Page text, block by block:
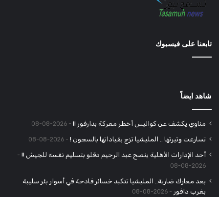
تابعنا على فيسبوك
شاهد ايضاً
مناوي يكشف عن كواليس أخطر معركة بدارفور !! 2026-08-08
تسارعت وتيرتها .. المليشيا تزج بقياداتها بالسجون ! 2026-08-08
أحد الإدارات الأهلية ينصح عبد الرحيم دقلو بتسليم نفسه للجيش !!
2026-08-08
بعد معارك ضارية.. المليشيا تتكبد خسائر فادحة في أسوار بئر سليبة
بغرب دافور
2026-08-08